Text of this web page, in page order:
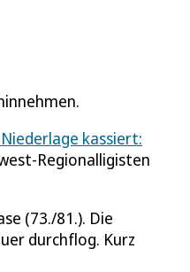
kassiert:
Regionalligisten
(73./81.). Die
durchflog. Kurz